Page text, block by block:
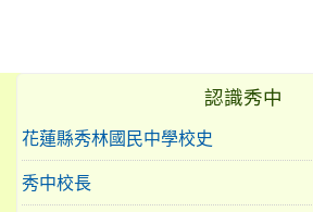
認識秀中
花蓮縣秀林國民中學校史
秀中校長